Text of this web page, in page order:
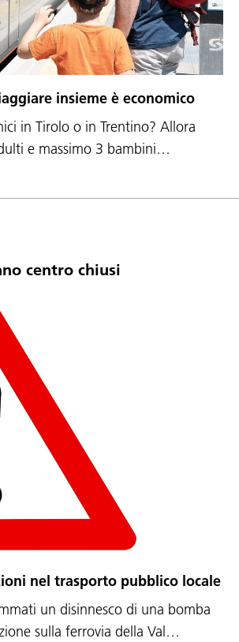
insieme è economico
in Tirolo o in Trentino? Allora
e massimo 3 bambini…
centro chiusi
nel trasporto pubblico locale
un disinnesco di una bomba
sulla ferrovia della Val…